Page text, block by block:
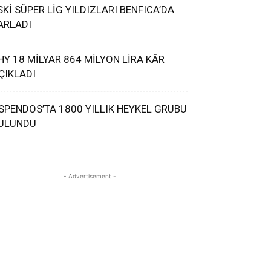
SÜPER LİG YILDIZLARI BENFICA’DA
18 MİLYAR 864 MİLYON LİRA KÂR
1800 YILLIK HEYKEL GRUBU
- Advertisement -